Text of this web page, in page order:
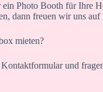
ein Photo Booth für Ihre
dann freuen wir uns
mieten?
Kontaktformular und